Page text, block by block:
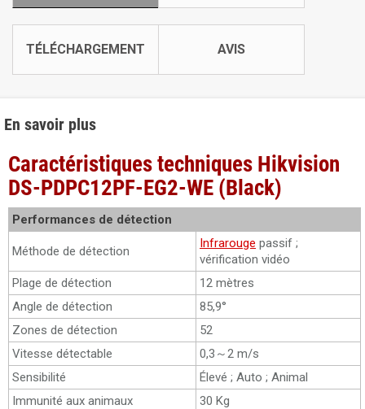
TÉLÉCHARGEMENT AVIS
En savoir plus
Caractéristiques techniques Hikvision
DS-PDPC12PF-EG2-WE (Black)
Performances de détection
Méthode de détection
Infrarouge passif ;
vérification vidéo
Plage de détection
12 mètres
Angle de détection
85,9°
Zones de détection
52
Vitesse détectable
0,3～2 m/s
Sensibilité
Élevé ; Auto ; Animal
Immunité aux animaux
30 Kg